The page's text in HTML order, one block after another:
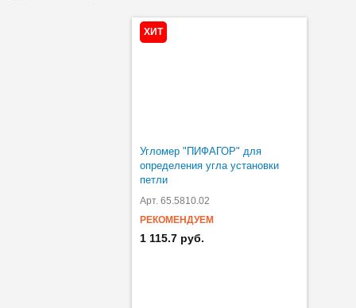
ХИТ
Угломер "ПИФАГОР" для
определения угла установки
петли
Арт. 65.5810.02
РЕКОМЕНДУЕМ
1 115.7 руб.